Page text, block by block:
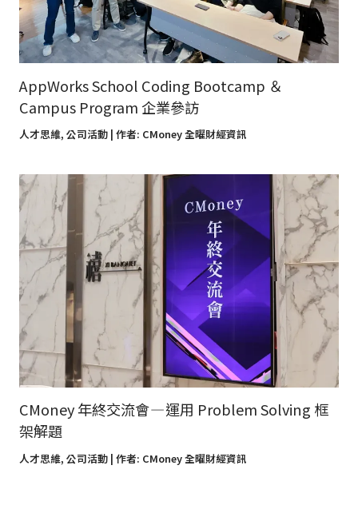
AppWorks School Coding Bootcamp ＆
Campus Program 企業參訪
人才思維, 公司活動| 作者: CMoney 全曜財經資訊
CMoney 年終交流會 — 運用 Problem Solving 框
架解題
人才思維, 公司活動| 作者: CMoney 全曜財經資訊